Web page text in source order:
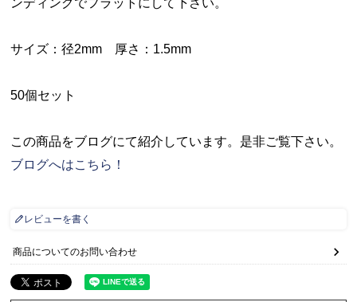
サイズ：径2mm 厚さ：1.5mm
50個セット
この商品をブログにて紹介しています。是非ご覧下さい。
ブログへはこちら！
レビューを書く
商品についてのお問い合わせ